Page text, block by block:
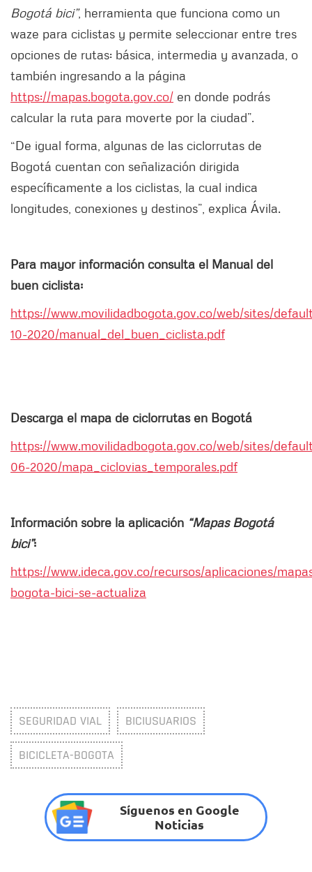
Bogotá bici”, herramienta que funciona como un
waze para ciclistas y permite seleccionar entre tres
opciones de rutas: básica, intermedia y avanzada, o
también ingresando a la página
https://mapas.bogota.gov.co/ en donde podrás
calcular la ruta para moverte por la ciudad”.
“De igual forma, algunas de las ciclorrutas de
Bogotá cuentan con señalización dirigida
específicamente a los ciclistas, la cual indica
longitudes, conexiones y destinos”, explica Ávila.
Para mayor información consulta el Manual del
buen ciclista:
https://www.movilidadbogota.gov.co/web/sites/
10-2020/manual_del_buen_ciclista.pdf
Descarga el mapa de ciclorrutas en Bogotá
https://www.movilidadbogota.gov.co/web/sites/
06-2020/mapa_ciclovias_temporales.pdf
Información sobre la aplicación “Mapas Bogotá
bici”:
https://www.ideca.gov.co/recursos/aplicaciones/
bogota-bici-se-actualiza
SEGURIDAD VIAL BICIUSUARIOS
BICICLETA-BOGOTA
Síguenos en Google
Noticias